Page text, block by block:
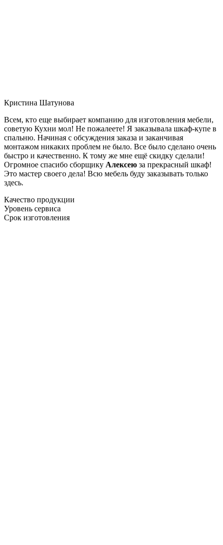
Кристина Шатунова
Всем, кто еще выбирает компанию для изготовления мебели,
советую Кухни мол! Не пожалеете! Я заказывала шкаф-купе в
спальню. Начиная с обсуждения заказа и заканчивая
монтажом никаких проблем не было. Все было сделано очень
быстро и качественно. К тому же мне ещё скидку сделали!
Огромное спасибо сборщику Алексею за прекрасный шкаф!
Это мастер своего дела! Всю мебель буду заказывать только
здесь.
Качество продукции
Уровень сервиса
Срок изготовления